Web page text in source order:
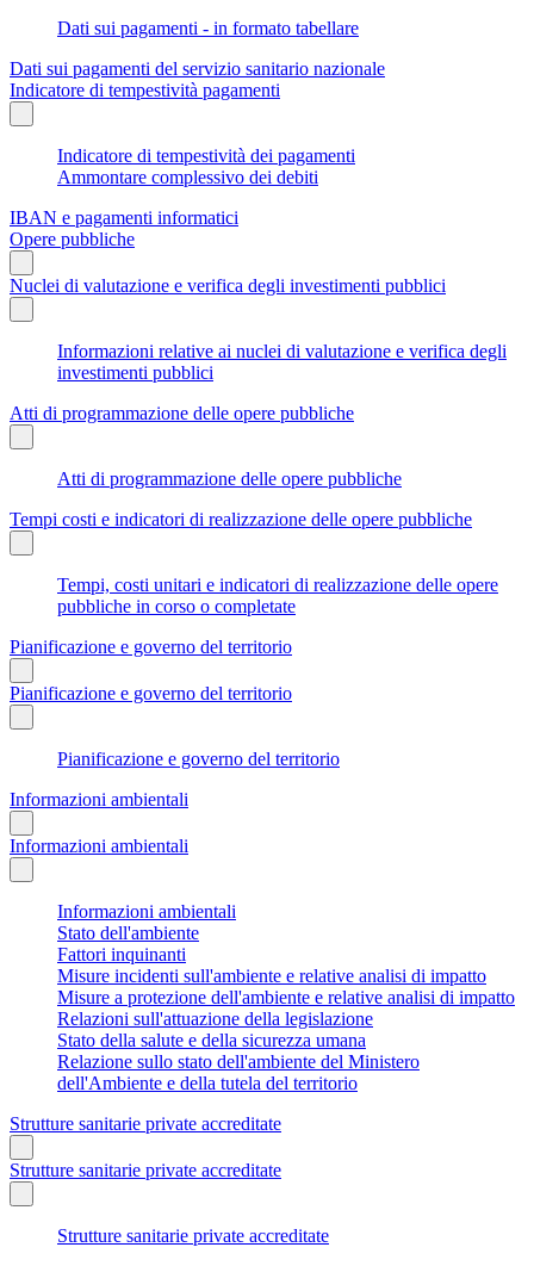
Dati sui pagamenti - in formato tabellare
Dati sui pagamenti del servizio sanitario nazionale
Indicatore di tempestività pagamenti
Indicatore di tempestività dei pagamenti
Ammontare complessivo dei debiti
IBAN e pagamenti informatici
Opere pubbliche
Nuclei di valutazione e verifica degli investimenti pubblici
Informazioni relative ai nuclei di valutazione e verifica degli
investimenti pubblici
Atti di programmazione delle opere pubbliche
Atti di programmazione delle opere pubbliche
Tempi costi e indicatori di realizzazione delle opere pubbliche
Tempi, costi unitari e indicatori di realizzazione delle opere
pubbliche in corso o completate
Pianificazione e governo del territorio
Pianificazione e governo del territorio
Pianificazione e governo del territorio
Informazioni ambientali
Informazioni ambientali
Informazioni ambientali
Stato dell'ambiente
Fattori inquinanti
Misure incidenti sull'ambiente e relative analisi di impatto
Misure a protezione dell'ambiente e relative analisi di impatto
Relazioni sull'attuazione della legislazione
Stato della salute e della sicurezza umana
Relazione sullo stato dell'ambiente del Ministero
dell'Ambiente e della tutela del territorio
Strutture sanitarie private accreditate
Strutture sanitarie private accreditate
Strutture sanitarie private accreditate